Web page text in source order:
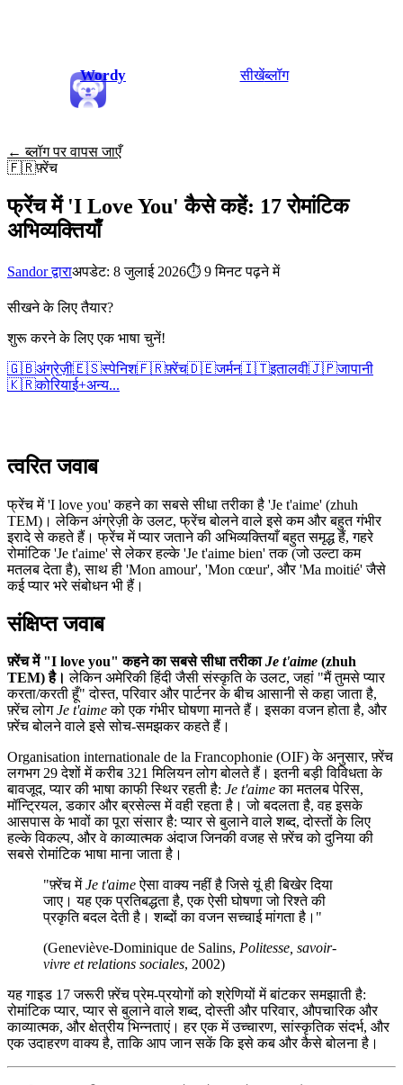
Wordy सीखेंब्लॉग
← ब्लॉग पर वापस जाएँ
🇫🇷फ़्रेंच
फ्रेंच में 'I Love You' कैसे कहें: 17 रोमांटिक
अभिव्यक्तियाँ
Sandor द्वाराअपडेट: 8 जुलाई 2026⏱ 9 मिनट पढ़ने में
सीखने के लिए तैयार?
शुरू करने के लिए एक भाषा चुनें!
🇬🇧अंग्रेज़ी🇪🇸स्पेनिश🇫🇷फ़्रेंच🇩🇪जर्मन🇮🇹इतालवी🇯🇵जापानी
🇰🇷कोरियाई+अन्य...
त्वरित जवाब
फ्रेंच में 'I love you' कहने का सबसे सीधा तरीका है 'Je t'aime' (zhuh
TEM)। लेकिन अंग्रेज़ी के उलट, फ्रेंच बोलने वाले इसे कम और बहुत गंभीर
इरादे से कहते हैं। फ्रेंच में प्यार जताने की अभिव्यक्तियाँ बहुत समृद्ध हैं, गहरे
रोमांटिक 'Je t'aime' से लेकर हल्के 'Je t'aime bien' तक (जो उल्टा कम
मतलब देता है), साथ ही 'Mon amour', 'Mon cœur', और 'Ma moitié' जैसे
कई प्यार भरे संबोधन भी हैं।
संक्षिप्त जवाब
फ़्रेंच में "I love you" कहने का सबसे सीधा तरीकाJe t'aime (zhuh
TEM) है। लेकिन अमेरिकी हिंदी जैसी संस्कृति के उलट, जहां "मैं तुमसे प्यार
करता/करती हूँ" दोस्त, परिवार और पार्टनर के बीच आसानी से कहा जाता है,
फ़्रेंच लोगJe t'aimeको एक गंभीर घोषणा मानते हैं। इसका वजन होता है, और
फ़्रेंच बोलने वाले इसे सोच-समझकर कहते हैं।
Organisation internationale de la Francophonie (OIF) के अनुसार, फ़्रेंच
लगभग 29 देशों में करीब 321 मिलियन लोग बोलते हैं। इतनी बड़ी विविधता के
बावजूद, प्यार की भाषा काफी स्थिर रहती है: Je t'aimeका मतलब पेरिस,
मॉन्ट्रियल, डकार और ब्रसेल्स में वही रहता है। जो बदलता है, वह इसके
आसपास के भावों का पूरा संसार है: प्यार से बुलाने वाले शब्द, दोस्तों के लिए
हल्के विकल्प, और वे काव्यात्मक अंदाज जिनकी वजह से फ़्रेंच को दुनिया की
सबसे रोमांटिक भाषा माना जाता है।
"फ़्रेंच मेंJe t'aimeऐसा वाक्य नहीं है जिसे यूं ही बिखेर दिया
जाए। यह एक प्रतिबद्धता है, एक ऐसी घोषणा जो रिश्ते की
प्रकृति बदल देती है। शब्दों का वजन सच्चाई मांगता है।"
(Geneviève-Dominique de Salins, Politesse, savoir-
vivre et relations sociales, 2002)
यह गाइड 17 जरूरी फ़्रेंच प्रेम-प्रयोगों को श्रेणियों में बांटकर समझाती है:
रोमांटिक प्यार, प्यार से बुलाने वाले शब्द, दोस्ती और परिवार, औपचारिक और
काव्यात्मक, और क्षेत्रीय भिन्नताएं। हर एक में उच्चारण, सांस्कृतिक संदर्भ, और
एक उदाहरण वाक्य है, ताकि आप जान सकें कि इसे कब और कैसे बोलना है।